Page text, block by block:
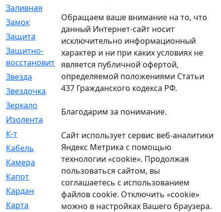
Заливная
Замок
[12]
Защита
[79]
Защитно-
восстановительный
[4]
Звезда
[1]
Звездочка
[5]
Зеркало
Изолента
[1]
К-т
[13]
Кабель
[50]
Камера
[4]
Капот
[144]
Кардан
[131]
Карта
[2]
Обращаем ваше внимание на то, что
данный Интернет-сайт носит
исключительно информационный
характер и ни при каких условиях не
является публичной офертой,
определяемой положениями Статьи
437 Гражданского кодекса РФ.
Благодарим за понимание.
Сайт использует сервис веб-аналитики
Яндекс Метрика с помощью
технологии «cookie». Продолжая
пользоваться сайтом, вы
соглашаетесь с использованием
файлов cookie. Отключить «cookie»
можно в настройках Вашего браузера.